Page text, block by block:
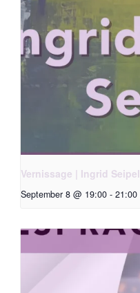
Vernissage | Ingrid Seipel
September 8 @ 19:00 - 21:00